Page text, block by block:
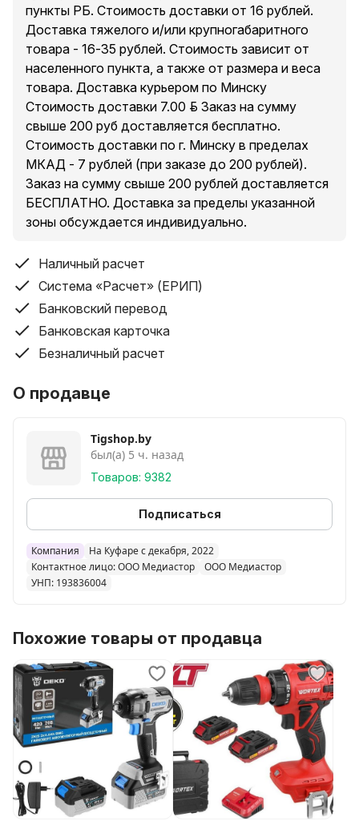
пункты РБ. Стоимость доставки от 16 рублей.
Доставка тяжелого и/или крупногабаритного
товара - 16-35 рублей. Стоимость зависит от
населенного пункта, а также от размера и веса
товара. Доставка курьером по Минску
Стоимость доставки 7.00 руб. Заказ на сумму
свыше 200 руб доставляется бесплатно.
Стоимость доставки по г. Минску в пределах
МКАД - 7 рублей (при заказе до 200 рублей).
Заказ на сумму свыше 200 рублей доставляется
БЕСПЛАТНО. Доставка за пределы указанной
зоны обсуждается индивидуально.
Наличный расчет
Система «Расчет» (ЕРИП)
Банковский перевод
Банковская карточка
Безналичный расчет
О продавце
Tigshop.by
был(а) 5 ч. назад
Товаров: 9382
Подписаться
Компания
На Куфаре с декабря, 2022
Контактное лицо: ООО Медиастор
ООО Медиастор
УНП: 193836004
Похожие товары от продавца